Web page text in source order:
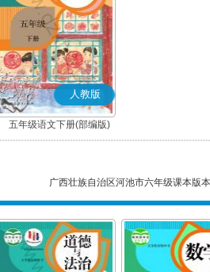
人教版
五年级语文下册(部编版)
广西壮族自治区河池市六年级课本版本